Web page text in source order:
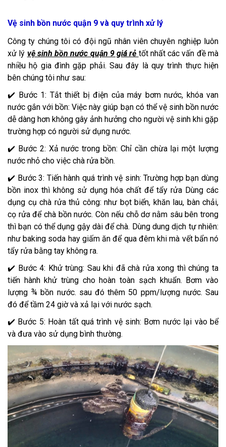
Vệ sinh bồn nước quận 9 và quy trình xử lý
Công ty chúng tôi có đội ngũ nhân viên chuyên nghiệp luôn
xử lý vệ sinh bồn nước quận 9 giá rẻ tốt nhất các vấn đề mà
nhiều hộ gia đình gặp phải. Sau đây là quy trình thực hiện
bên chúng tôi như sau:
✔️ Bước 1: Tắt thiết bị điện của máy bơm nước, khóa van
nước gắn với bồn: Việc này giúp bạn có thể vệ sinh bồn nước
dễ dàng hơn không gây ảnh hưởng cho người vệ sinh khi gặp
trường hợp có người sử dụng nước.
✔️ Bước 2: Xả nước trong bồn: Chỉ cần chừa lại một lượng
nước nhỏ cho việc chà rửa bồn.
✔️ Bước 3: Tiến hành quá trình vệ sinh: Trường hợp bạn dùng
bồn inox thì không sử dụng hóa chất để tẩy rửa Dùng các
dụng cụ chà rửa thủ công: như bọt biển, khăn lau, bàn chải,
cọ rửa để chà bồn nước. Còn nếu chỗ dơ nằm sâu bên trong
thì bạn có thể dụng gậy dài để chà. Dùng dung dịch tự nhiên:
như baking soda hay giấm ăn để qua đêm khi mà vết bẩn nó
tẩy rửa bằng tay không ra.
✔️ Bước 4: Khử trùng: Sau khi đã chà rửa xong thì chúng ta
tiến hành khử trùng cho hoàn toàn sạch khuẩn. Bơm vào
lượng ¾ bồn nước. sau đó thêm 50 ppm/lượng nước. Sau
đó để tầm 24 giờ và xả lại với nước sạch.
✔️ Bước 5: Hoàn tất quá trình vệ sinh: Bơm nước lại vào bể
và đưa vào sử dụng bình thường.